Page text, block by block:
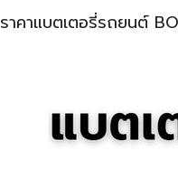
ราคาแบตเตอรี่รถยนต์